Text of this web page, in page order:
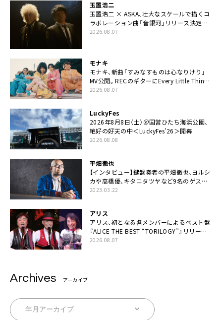
玉置浩二
玉置浩二 × ASKA、壮大なスケールで描くコ
ラボレーション曲「音銀河」リリース決定。
カップリングには新曲「命の宿り」収録も
2026.08.07
モナキ
モナキ、新曲「すみなすものは心なりけり」
MV公開。RECのギターにEvery Little Thing・
伊藤一朗参加も
2026.08.07
LuckyFes
2026年8月8日（土）＠国営ひたち海浜公園、
絶好の好天の中＜LuckyFes’26＞開幕
2026.08.08
平畑徹也
【インタビュー】鍵盤奏者の平畑徹也、ヨルシ
カや高橋優、キタニタツヤなど9名のゲスト
を迎えた初アルバムに音楽人生の総括「自分
2023.03.22
アリス
アリス、初となる各メンバーによるベスト盤
『ALICE THE BEST “TORILOGY”』リリース
決定
2026.08.07
Archives アーカイブ